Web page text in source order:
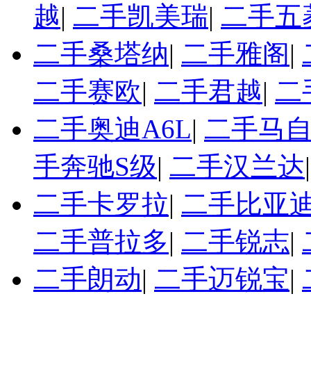
越| 二手凯美瑞| 二手五
二手桑塔纳| 二手雅阁|
二手赛欧| 二手君越| 二
二手奥迪A6L| 二手马
手奔驰S级| 二手汉兰达
二手卡罗拉| 二手比亚
二手普拉多| 二手锐志|
二手朗动| 二手迈锐宝|